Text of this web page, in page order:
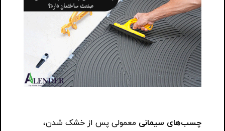
چسب‌های سیمانی معمولی پس از خشک شدن،